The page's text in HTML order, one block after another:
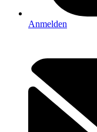
Anmelden